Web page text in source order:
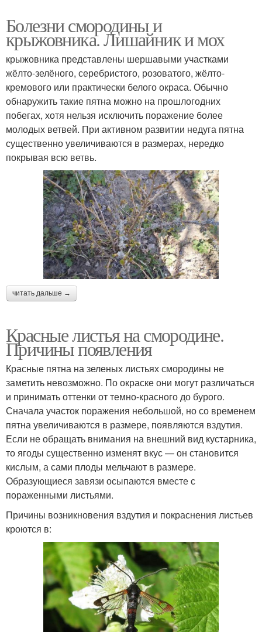
Болезни смородины и
крыжовника. Лишайник и мох
крыжовника представлены шершавыми участками
жёлто-зелёного, серебристого, розоватого, жёлто-
кремового или практически белого окраса. Обычно
обнаружить такие пятна можно на прошлогодних
побегах, хотя нельзя исключить поражение более
молодых ветвей. При активном развитии недуга пятна
существенно увеличиваются в размерах, нередко
покрывая всю ветвь.
читать дальше →
Красные листья на смородине.
Причины появления
Красные пятна на зеленых листьях смородины не
заметить невозможно. По окраске они могут различаться
и принимать оттенки от темно-красного до бурого.
Сначала участок поражения небольшой, но со временем
пятна увеличиваются в размере, появляются вздутия.
Если не обращать внимания на внешний вид кустарника,
то ягоды существенно изменят вкус — он становится
кислым, а сами плоды мельчают в размере.
Образующиеся завязи осыпаются вместе с
пораженными листьями.
Причины возникновения вздутия и покраснения листьев
кроются в: